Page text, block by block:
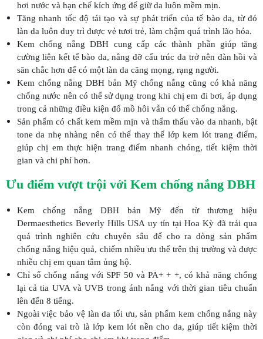
hơi nước và hạn chế kích ứng để giữ da luôn mềm mịn.
Tăng nhanh tốc độ tái tạo và sự phát triển của tế bào da, từ đó
làn da luôn duy trì được vẻ tươi trẻ, làm chậm quá trình lão hóa.
Kem chống nắng DBH cung cấp các thành phần giúp tăng
cường liên kết tế bào da, nâng đỡ cấu trúc da trở nên đàn hồi và
săn chắc hơn để có một làn da căng mọng, rạng người.
Kem chống nắng DBH bản Mỹ chống nắng cũng có khả năng
chống nước nên có thể sử dụng trong khi chị em đi bơi, áp dụng
trong cả những điều kiện đổ mồ hôi vẫn có thể chống nắng.
Sản phẩm có chất kem mềm mịn và thẩm thấu vào da nhanh, bật
tone da nhẹ nhàng nên có thể thay thế lớp kem lót trang điểm,
giúp chị em thực hiện trang điểm nhanh chóng, tiết kiệm thời
gian và chi phí hơn.
Ưu điểm vượt trội với Kem chống nắng DBH
Kem chống nắng DBH bản Mỹ đến từ thương hiệu
Dermaesthetics Beverly Hills USA uy tín tại Hoa Kỳ đã trải qua
quá trình nghiên cứu chuyên sâu để cho ra dòng sản phẩm
chống nắng hiệu quả, chiếm nhiều ưu thế trên thị trường và được
nhiều chị em quan tâm ủng hộ.
Chỉ số chống nắng với SPF 50 và PA+ + +, có khả năng chống
lại cả tia UVA và UVB trong ánh nắng với thời gian tiêu chuẩn
lên đến 8 tiếng.
Ngoài việc bảo vệ làn da tối ưu, sản phẩm kem chống nắng này
còn đóng vai trò là lớp kem lót nền cho da, giúp tiết kiệm thời